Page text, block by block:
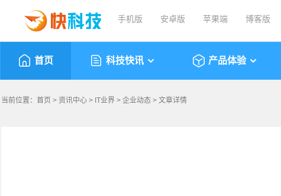
手机版 安卓版 苹果端 博客版
首页 科技快讯 产品体验
当前位置： 首页 > 资讯中心 > IT业界 > 企业动态 > 文章详情